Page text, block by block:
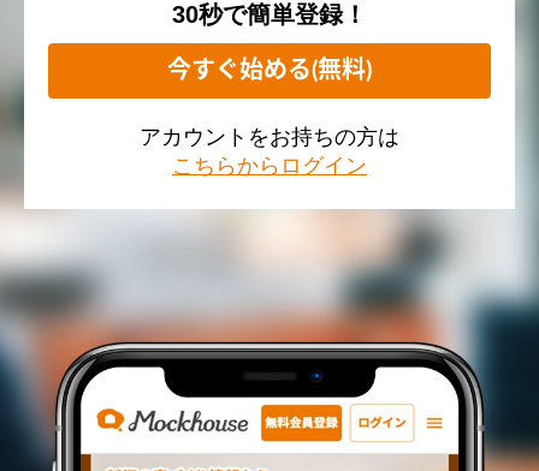
30秒で簡単登録！
今すぐ始める(無料)
アカウントをお持ちの方は
こちらからログイン